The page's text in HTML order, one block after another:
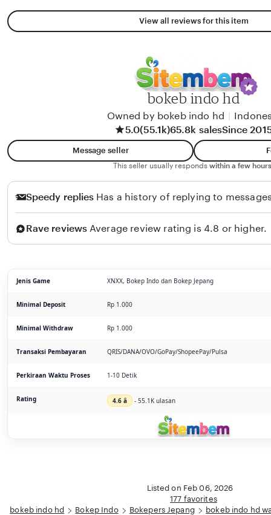
View all reviews for this item
bokeb indo hd
Owned by bokeb indo hd
5.0(55.1k)65.8k salesSince
Message seller
This seller usually responds within a few
Speedy replies Has a history of replying to
Rave reviews Average review rating is 4.8 or higher.
Jenis Game XNXX, Bokep Indo dan Bokep Jepang
Minimal Deposit Rp 1.000
Minimal Withdraw Rp 1.000
Transaksi Pembayaran QRIS/DANA/OVO/GoPay/ShopeePay/Pulsa
Perkiraan Waktu Proses 1-10 Detik
Rating 4.6 â­ - 55.1K ulasan
Listed on Feb 06, 2026
177 favorites
bokeb indo hd
Bokep Indo Bokepers Jepang
bokeb indo hd